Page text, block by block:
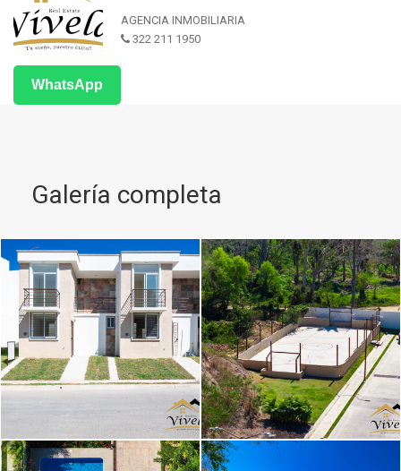
AGENCIA INMOBILIARIA
322 211 1950
WhatsApp
Galería completa
Image caption Image caption
Image caption Image caption